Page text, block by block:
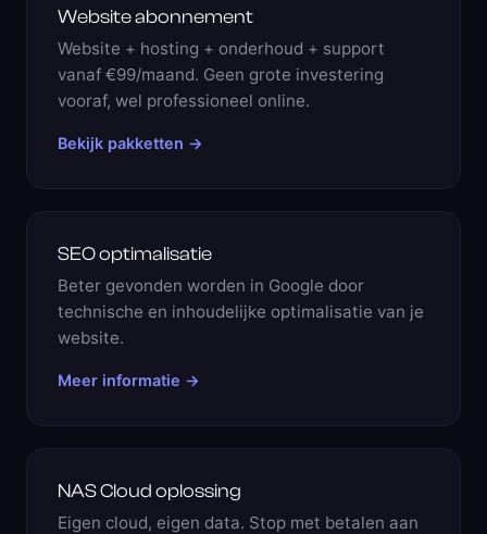
Website abonnement
Website + hosting + onderhoud + support
vanaf €99/maand. Geen grote investering
vooraf, wel professioneel online.
Bekijk pakketten →
SEO optimalisatie
Beter gevonden worden in Google door
technische en inhoudelijke optimalisatie van je
website.
Meer informatie →
NAS Cloud oplossing
Eigen cloud, eigen data. Stop met betalen aan